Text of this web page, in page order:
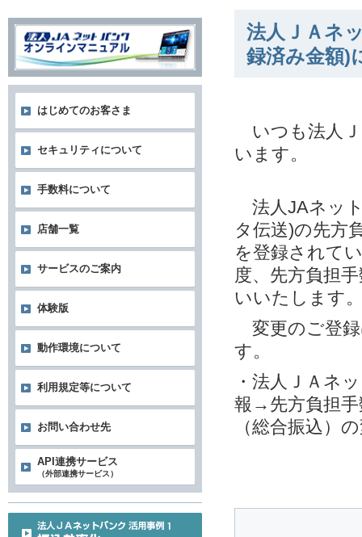
法人ＪＡネ
録済み金額)
いつも法人
います。
法人JAネッ
タ伝送)の先方
を登録されて
度、先方負担
いいたします
変更のご登録
す。
・法人ＪＡネ
報→先方負担手
（総合振込）
はじめてのお客さま
セキュリティについて
手数料について
店舗一覧
サービスのご案内
体験版
動作環境について
利用規定等について
お問い合わせ先
API連携サービス
（外部連携サービス）